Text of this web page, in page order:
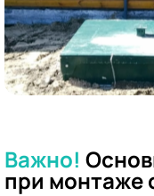
Важно!
при монтаже